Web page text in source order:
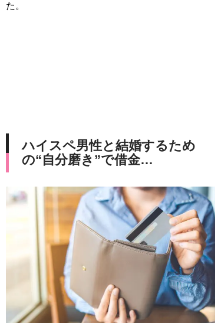
た。
ハイスペ男性と結婚するため
の“自分磨き”で借金…